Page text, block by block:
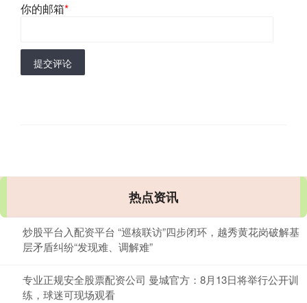
你的邮箱*
提交评论
热点资讯
炒股平台入配资平台 “巡核联访”四步闭环，越秀黄花岗破解基
层矛盾纠纷“发现难、调解难”
专业正规安全股票配资公司 曼城官方：8月13日将举行公开训
练，球迷可现场观看